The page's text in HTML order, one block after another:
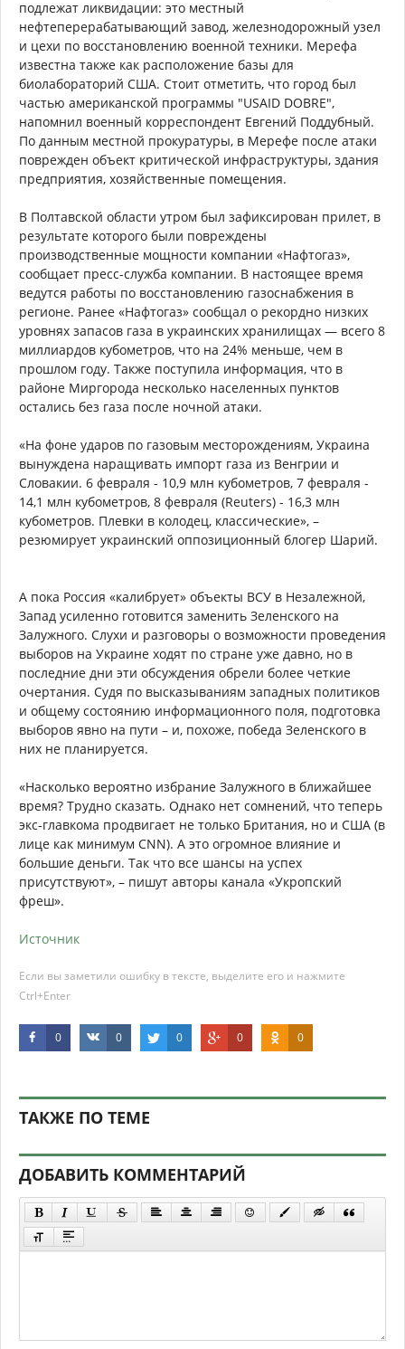
подлежат ликвидации: это местный
нефтеперерабатывающий завод, железнодорожный узел
и цехи по восстановлению военной техники. Мерефа
известна также как расположение базы для
биолабораторий США. Стоит отметить, что город был
частью американской программы "USAID DOBRE",
напомнил военный корреспондент Евгений Поддубный.
По данным местной прокуратуры, в Мерефе после атаки
поврежден объект критической инфраструктуры, здания
предприятия, хозяйственные помещения.
В Полтавской области утром был зафиксирован прилет, в
результате которого были повреждены
производственные мощности компании «Нафтогаз»,
сообщает пресс-служба компании. В настоящее время
ведутся работы по восстановлению газоснабжения в
регионе. Ранее «Нафтогаз» сообщал о рекордно низких
уровнях запасов газа в украинских хранилищах — всего 8
миллиардов кубометров, что на 24% меньше, чем в
прошлом году. Также поступила информация, что в
районе Миргорода несколько населенных пунктов
остались без газа после ночной атаки.
«На фоне ударов по газовым месторождениям, Украина
вынуждена наращивать импорт газа из Венгрии и
Словакии. 6 февраля - 10,9 млн кубометров, 7 февраля -
14,1 млн кубометров, 8 февраля (Reuters) - 16,3 млн
кубометров. Плевки в колодец, классические», –
резюмирует украинский оппозиционный блогер Шарий.
А пока Россия «калибрует» объекты ВСУ в Незалежной,
Запад усиленно готовится заменить Зеленского на
Залужного. Слухи и разговоры о возможности проведения
выборов на Украине ходят по стране уже давно, но в
последние дни эти обсуждения обрели более четкие
очертания. Судя по высказываниям западных политиков
и общему состоянию информационного поля, подготовка
выборов явно на пути – и, похоже, победа Зеленского в
них не планируется.
«Насколько вероятно избрание Залужного в ближайшее
время? Трудно сказать. Однако нет сомнений, что теперь
экс-главкома продвигает не только Британия, но и США (в
лице как минимум CNN). А это огромное влияние и
большие деньги. Так что все шансы на успех
присутствуют», – пишут авторы канала «Укропский
фреш».
Источник
Если вы заметили ошибку в тексте, выделите его и нажмите
Ctrl+Enter
0 0 0 0 0
ТАКЖЕ ПО ТЕМЕ
ДОБАВИТЬ КОММЕНТАРИЙ